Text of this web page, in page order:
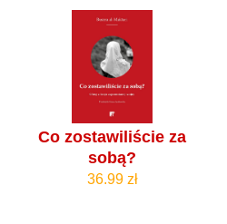
Co zostawiliście za
sobą?
36.99 zł